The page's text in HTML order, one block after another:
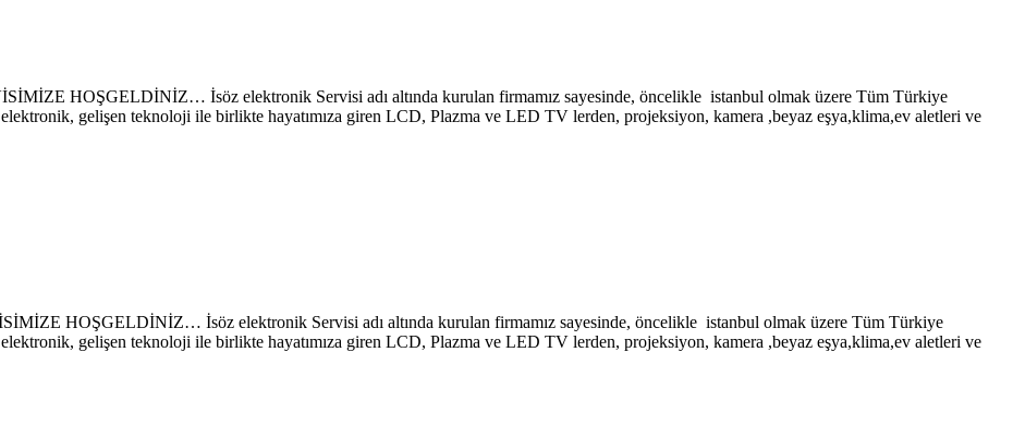
İsöz elektronik Servisi adı altında kurulan firmamız sayesinde, öncelikle istanbul olmak üzere Tüm Türkiye
gelişen teknoloji ile birlikte hayatımıza giren LCD, Plazma ve LED TV lerden, projeksiyon, kamera ,beyaz eşya,klima,ev aletleri ve
İsöz elektronik Servisi adı altında kurulan firmamız sayesinde, öncelikle istanbul olmak üzere Tüm Türkiye
gelişen teknoloji ile birlikte hayatımıza giren LCD, Plazma ve LED TV lerden, projeksiyon, kamera ,beyaz eşya,klima,ev aletleri ve